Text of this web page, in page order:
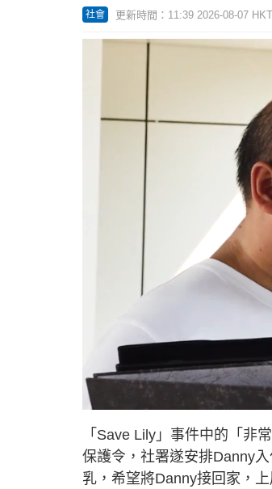
社會 更新時間：11:39 2026-08-07 HKT
n
e
L
o
e
d
4
6
1
「Save Lily」事件中的「非
保護令，社署遂安排Danny
乳，希望將Danny接回家，